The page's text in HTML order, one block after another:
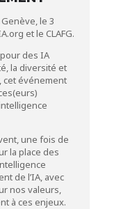
Genève, le 3
et le CLAFG.
des IA
la diversité et
cet événement
une fois de
la place des
de l’IA, avec
nos valeurs,
à ces enjeux.